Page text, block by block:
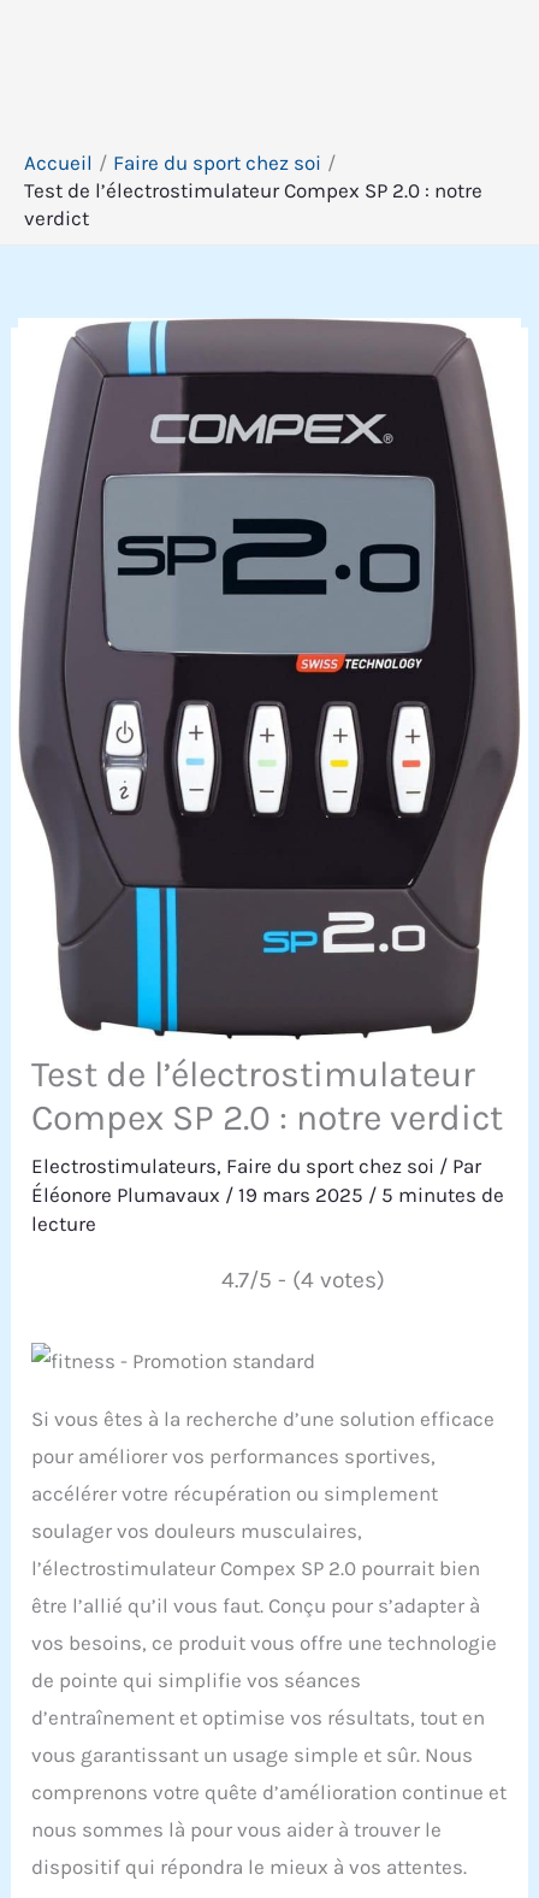
Accueil
Faire du sport chez soi
Test de l’électrostimulateur Compex SP 2.0 : notre
verdict
Test de l’électrostimulateur
Compex SP 2.0 : notre verdict
Electrostimulateurs, Faire du sport chez soi / Par
Éléonore Plumavaux /19 mars 2025 / 5 minutes de
lecture
4.7/5 - (4 votes)
Si vous êtes à la recherche d’une solution efficace
pour améliorer vos performances sportives,
accélérer votre récupération ou simplement
soulager vos douleurs musculaires,
l’électrostimulateur Compex SP 2.0 pourrait bien
être l’allié qu’il vous faut. Conçu pour s’adapter à
vos besoins, ce produit vous offre une technologie
de pointe qui simplifie vos séances
d’entraînement et optimise vos résultats, tout en
vous garantissant un usage simple et sûr. Nous
comprenons votre quête d’amélioration continue et
nous sommes là pour vous aider à trouver le
dispositif qui répondra le mieux à vos attentes.